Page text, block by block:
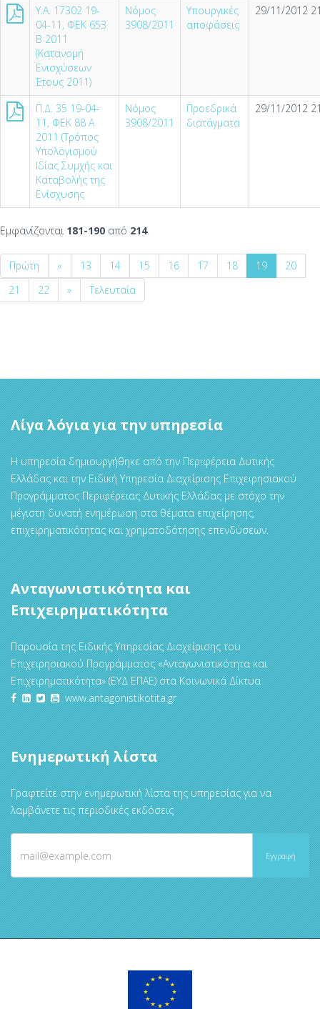
Υ.Α. 17302 19-
04-11, ΦΕΚ 653
Β 2011
(Κατανομή
Ενισχύσεων
Έτους 2011)
Νόμος
3908/2011
Υπουργικές
αποφάσεις
29/11/2012
Π.Δ. 35 19-04-
11, ΦΕΚ 88 Α
2011 (Τρόπος
Υπολογισμού
Ιδίας Συμχής και
Καταβολής της
Ενίσχυσης
Νόμος
3908/2011
Προεδρικά
διατάγματα
29/11/2012
Εμφανίζονται 181-190 από 214.
Πρώτη « 13 14 15 16 17 18 19
20
21
22 » Τελευταία
Λίγα λόγια για την υπηρεσία
Η υπηρεσία δημιουργήθηκε από την Περιφέρεια Δυτικής
Ελλάδας και την Ειδική Υπηρεσία Διαχείρισης Επιχειρησιακού
Προγράμματος Περιφέρειας Δυτικής Ελλάδας με στόχο την
μέγιστη δυνατή ενημέρωση στα θέματα επιχείρησης,
επιχειρηματικότητας και χρηματοδότησης επενδύσεων.
Ανταγωνιστικότητα και
Επιχειρηματικότητα
Παρουσία της Ειδικής Υπηρεσίας Διαχείρισης του
Επιχειρησιακού Προγράμματος «Ανταγωνιστικότητα και
Επιχειρηματικότητα» (ΕΥΔ ΕΠΑΕ) στα Κοινωνικά Δίκτυα
www.antagonistikotita.gr
Ενημερωτική λίστα
Γραφτείτε στην ενημερωτική λίστα της υπηρεσίας για να
λαμβάνετε τις περιοδικές εκδόσεις